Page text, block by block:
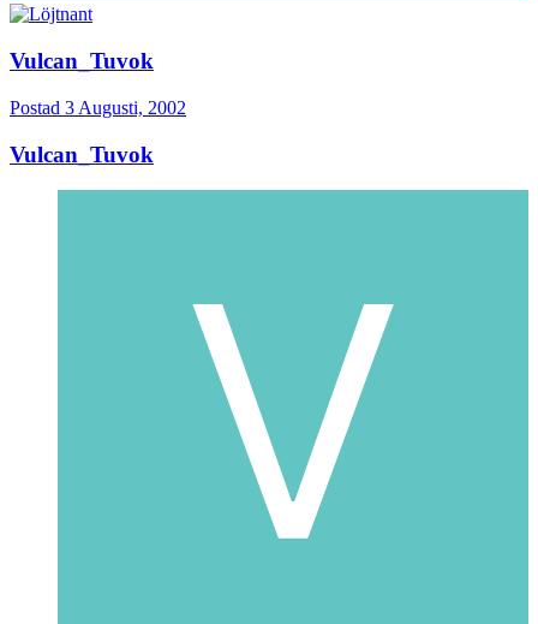
Vulcan_Tuvok
Postad 3 Augusti, 2002
Vulcan_Tuvok